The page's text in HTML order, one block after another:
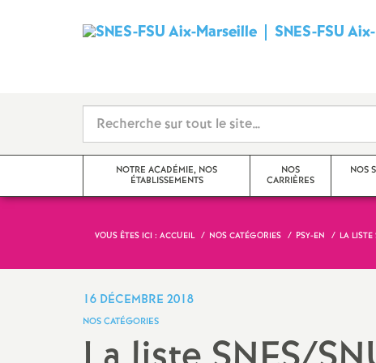
SNES-FSU
NOTRE ACADÉMIE, NOS
ÉTABLISSEMENTS
Actualités de l’académie
NOS
CARRIÈRES
NOS
VOUS ÊTES ICI : ACCUEIL NOS CATÉGORIES PSY-EN LA
16 DÉCEMBRE 2018
NOS CATÉGORIES